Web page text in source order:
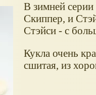
В зимней
Скиппер, и
Стэйси - с
Кукла очень
сшитая, из